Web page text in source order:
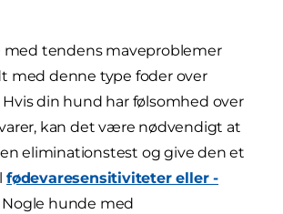
med tendens maveproblemer
med denne type foder over
din hund har følsomhed over
kan det være nødvendigt at
eliminationstest og give den et
fødevaresensitiviteter eller -
Nogle hunde med